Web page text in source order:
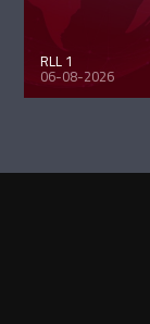
RLL 1
06-08-2026